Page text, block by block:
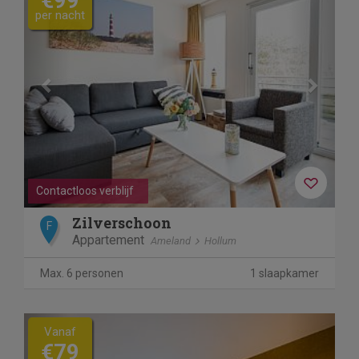
Contactloos verblijf
per nacht
F Zilverschoon
Appartement Ameland Hollum
Max. 6 personen 1 slaapkamer
Previous Next
Vanaf
€79